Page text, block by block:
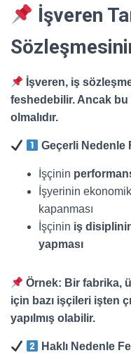
İşveren
İşveren, iş
feshedebilir. Ancak
olmalıdır.
Geçerli Nedenle
İşçinin
İşyerinin
kapanması
İşçinin iş
yapması
Örnek: Bir fabrika,
için bazı işçileri işten
yapılmış olabilir.
Haklı Nedenle